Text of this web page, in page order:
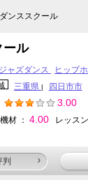
ンススクール
ール
ジャズダンス ヒップ
三重県 | 四日市市
3.00
材 ：4.00 レッス
判